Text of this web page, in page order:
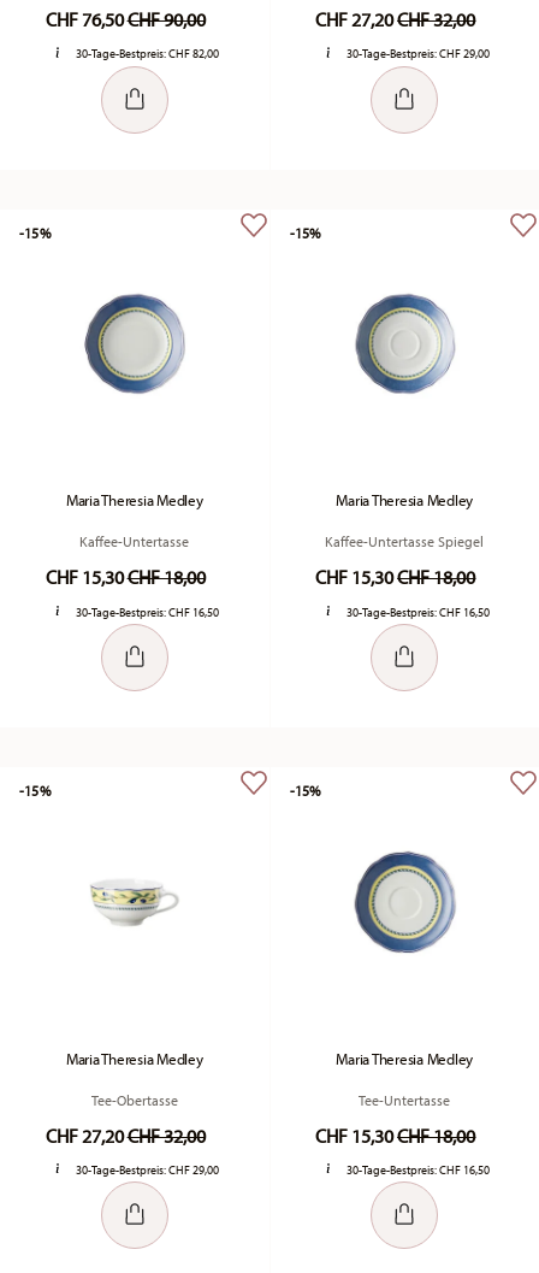
CHF 76,50Price reduced from
CHF 90,00to
30-Tage-Bestpreis:CHF 82,00
CHF 27,20Price reduced
CHF 32,00to
30-Tage-Bestpreis:CHF 29,00
Maria Theresia Medley
Kaffee-Untertasse
CHF 15,30Price reduced from
CHF 18,00to
30-Tage-Bestpreis:CHF 16,50
-15%
Maria Theresia Medley
Kaffee-Untertasse Spiegel
CHF 15,30Price reduced
CHF 18,00to
30-Tage-Bestpreis:CHF 16,50
-15%
Maria Theresia Medley
Tee-Obertasse
CHF 27,20Price reduced from
CHF 32,00to
30-Tage-Bestpreis:CHF 29,00
-15%
Maria Theresia Medley
Tee-Untertasse
CHF 15,30Price reduced
CHF 18,00to
30-Tage-Bestpreis:CHF 16,50
-15%